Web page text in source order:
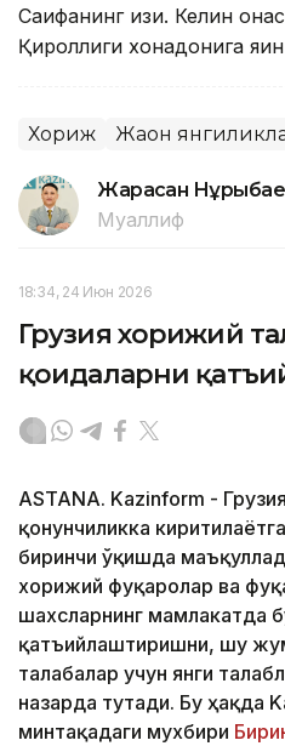
Саифанинг қизи. Келин
Қироллиги хонадонига
Хориж Жаҳон
Жарасқан
Муаллиф
18:34, 24 Июн 2026
Грузия хорижий
қоидаларни
ASTANA. Kazinform -
қонунчиликка
биринчи ўқишда
хорижий фуқаролар ва
шахсларнинг мамлакатда
қатъийлаштиришни, шу
талабалар учун янги
назарда тутади. Бу ҳақда
минтақадаги мухбири